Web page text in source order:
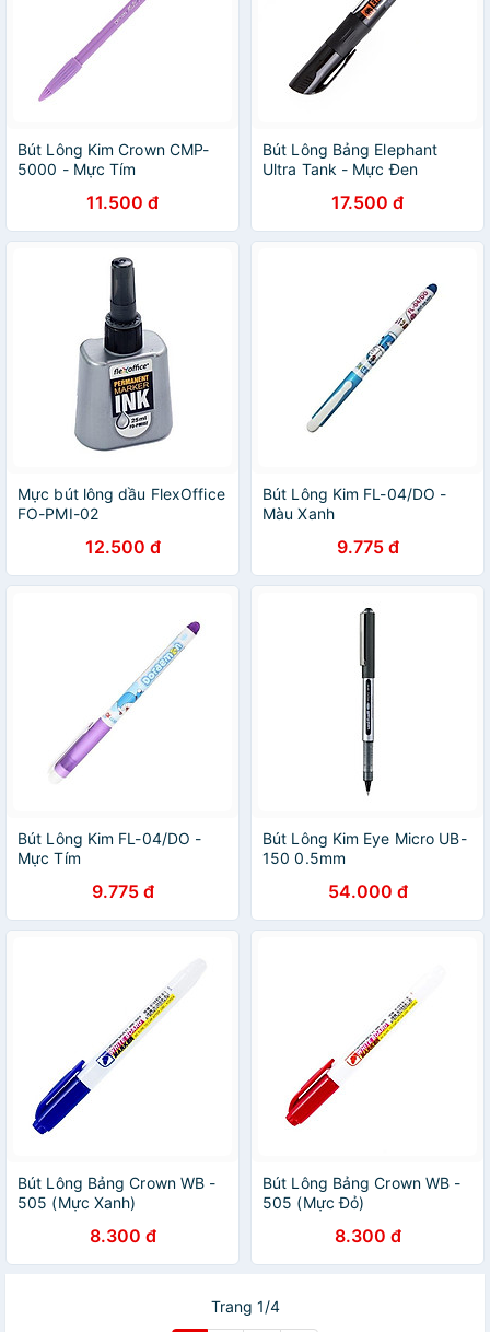
Bút Lông Kim Crown CMP-
5000 - Mực Tím
11.500 đ
Bút Lông Bảng Elephant
Ultra Tank - Mực Đen
17.500 đ
Mực bút lông dầu FlexOffice
FO-PMI-02
12.500 đ
Bút Lông Kim FL-04/DO -
Màu Xanh
9.775 đ
Bút Lông Kim FL-04/DO -
Mực Tím
9.775 đ
Bút Lông Kim Eye Micro UB-
150 0.5mm
54.000 đ
Bút Lông Bảng Crown WB -
505 (Mực Xanh)
8.300 đ
Bút Lông Bảng Crown WB -
505 (Mực Đỏ)
8.300 đ
Trang 1/4